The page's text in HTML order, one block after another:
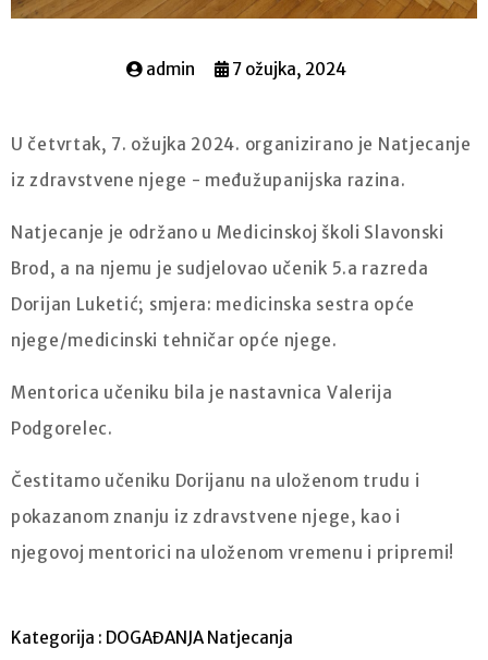
admin 7 ožujka, 2024
U četvrtak, 7. ožujka 2024. organizirano je Natjecanje
iz zdravstvene njege - međužupanijska razina.
Natjecanje je održano u Medicinskoj školi Slavonski
Brod, a na njemu je sudjelovao učenik 5.a razreda
Dorijan Luketić; smjera: medicinska sestra opće
njege/medicinski tehničar opće njege.
Mentorica učeniku bila je nastavnica Valerija
Podgorelec.
Čestitamo učeniku Dorijanu na uloženom trudu i
pokazanom znanju iz zdravstvene njege, kao i
njegovoj mentorici na uloženom vremenu i pripremi!
Kategorija : DOGAĐANJA Natjecanja